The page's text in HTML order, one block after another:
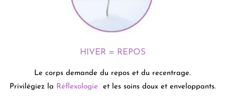
HIVER = REPOS
Le corps demande du repos et du recentrage.
Privilégiez la Réflexologie et les soins doux et enveloppants.